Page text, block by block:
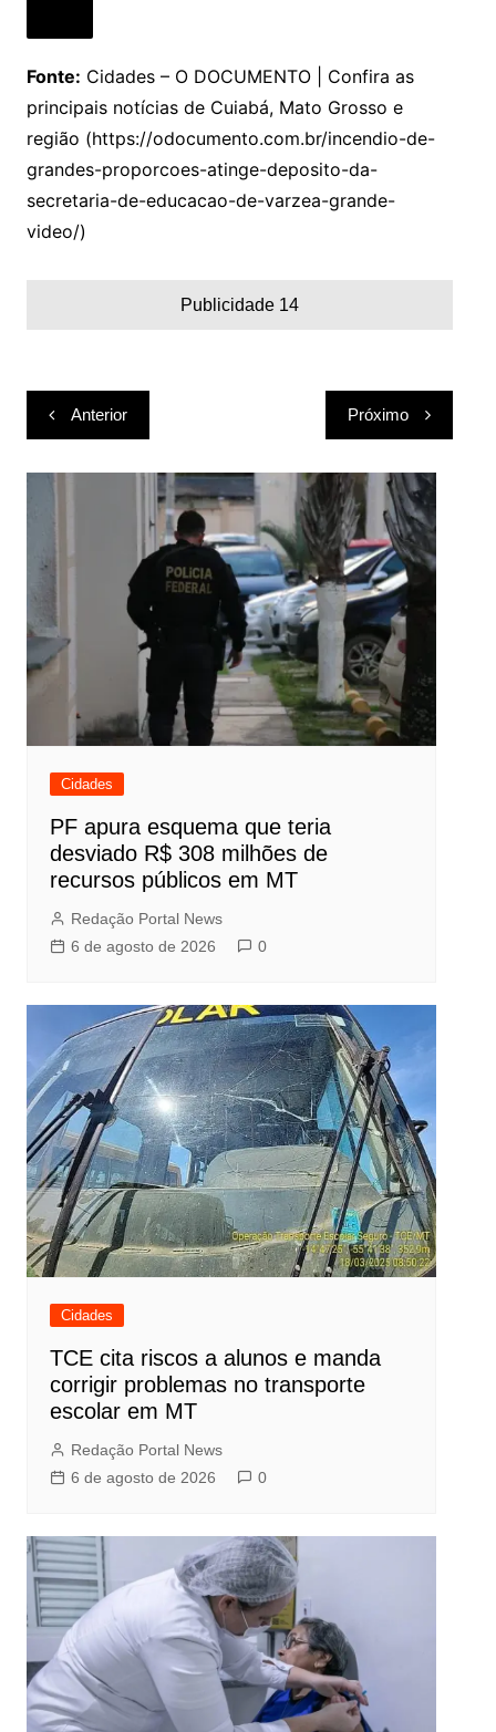
Fonte: Cidades – O DOCUMENTO | Confira as
principais notícias de Cuiabá, Mato Grosso e
região (https://odocumento.com.br/incendio-de-
grandes-proporcoes-atinge-deposito-da-
secretaria-de-educacao-de-varzea-grande-
video/)
Publicidade 14
Navegação
de
Post
Anterior Próximo
Cidades
PF apura esquema que teria
desviado R$ 308 milhões de
recursos públicos em MT
Redação Portal News
6 de agosto de 2026
0
Cidades
TCE cita riscos a alunos e manda
corrigir problemas no transporte
escolar em MT
Redação Portal News
6 de agosto de 2026
0